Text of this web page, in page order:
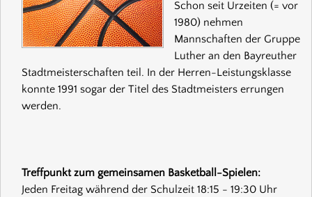
Schon seit Urzeiten (= vor
1980) nehmen
Mannschaften der Gruppe
Luther an den Bayreuther
Stadtmeisterschaften teil. In der Herren-Leistungsklasse
konnte 1991 sogar der Titel des Stadtmeisters errungen
werden.
Treffpunkt zum gemeinsamen Basketball-Spielen:
Jeden Freitag während der Schulzeit 18:15 - 19:30 Uhr